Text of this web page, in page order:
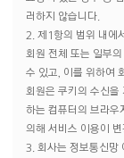
러하지 않습니다.
2. 제1항의 범위 내에
회원 전체 또는 일부
수 있고, 이를 위하여
회원은 쿠키의 수신을
하는 컴퓨터의 브라우
의해 서비스 이용이
3. 회사는 정보통신망